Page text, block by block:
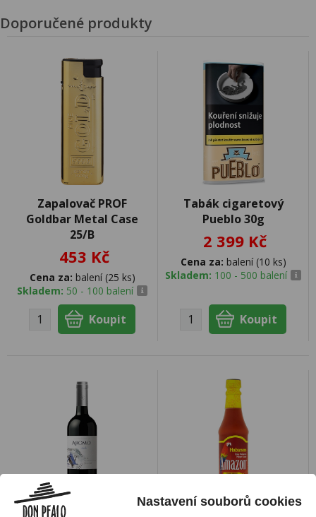
Doporučené produkty
Zapalovač PROF
Goldbar Metal Case
25/B
453 Kč
Cena za: balení (25 ks)
Skladem: 50 - 100 balení
Tabák cigaretový
Pueblo 30g
2 399 Kč
Cena za: balení (10 ks)
Skladem: 100 - 500 balení
Nastavení souborů cookies